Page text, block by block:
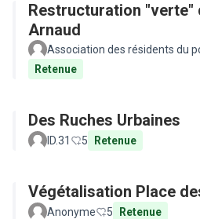
Restructuration "verte"
Arnaud
Association des résidents du
Retenue
Des Ruches Urbaines
ID.31 5 Retenue
Végétalisation Place
Anonyme 5 Retenue